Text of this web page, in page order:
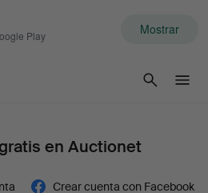
Play Mostrar
en Auctionet
Crear cuenta con Facebook